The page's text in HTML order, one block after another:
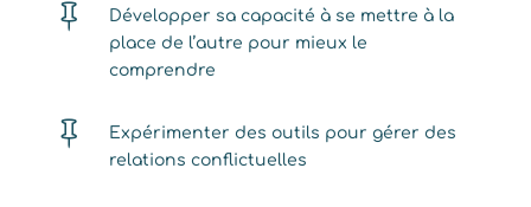

Développer sa capacité à se mettre à la
place de l’autre pour mieux le
comprendre

Expérimenter des outils pour gérer des
relations conflictuelles